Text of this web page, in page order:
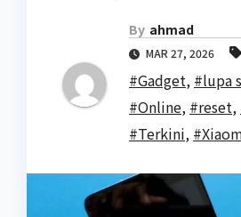
By ahmad
MAR 27, 2026
#Gadget, #lupa
#Online, #reset,
#Terkini,